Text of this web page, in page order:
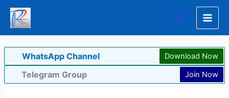
Skip
content
Search
WhatsApp Channel Download Now
Telegram Group Join Now